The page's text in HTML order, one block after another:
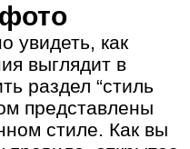
увидеть, как
выглядит в
раздел “стиль
представлены
стиле. Как вы